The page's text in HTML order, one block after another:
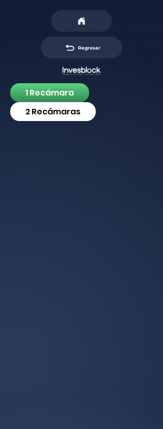
Regresar
1 Recámara
2 Recámaras